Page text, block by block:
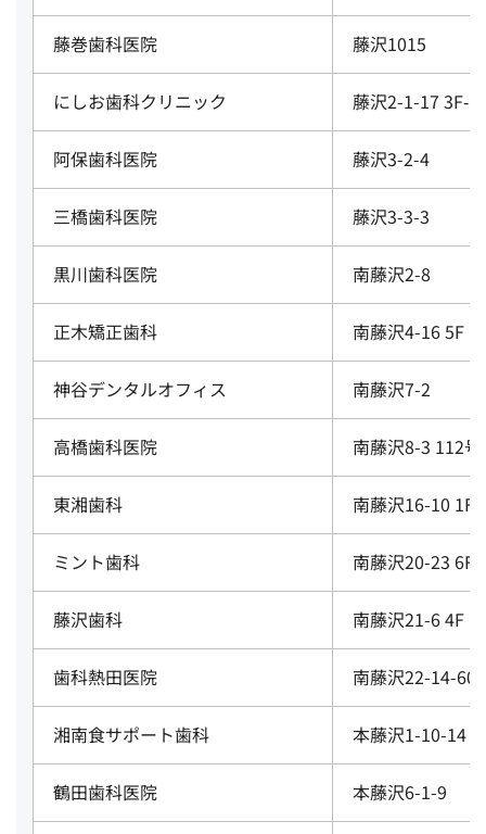
藤巻歯科医院 藤沢1015
にしお歯科クリニック 藤沢2-1-17 3F‐E
阿保歯科医院 藤沢3-2-4
三橋歯科医院 藤沢3-3-3
黒川歯科医院 南藤沢2-8
正木矯正歯科 南藤沢4-16 5F
神谷デンタルオフィス 南藤沢7-2
高橋歯科医院 南藤沢8-3 112号
東湘歯科 南藤沢16-10 1F
ミント歯科 南藤沢20-23 6F
藤沢歯科 南藤沢21-6 4F
歯科熱田医院 南藤沢22-14-601
湘南食サポート歯科 本藤沢1-10-14
鶴田歯科医院 本藤沢6-1-9